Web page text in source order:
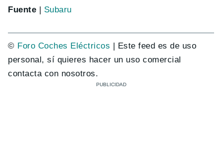
Fuente | Subaru
© Foro Coches Eléctricos | Este feed es de uso
personal, sí quieres hacer un uso comercial
contacta con nosotros.